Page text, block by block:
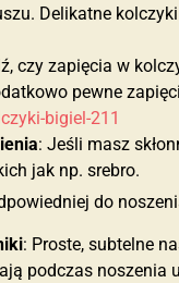
Delikatne
czy zapięcia w
pewne
bigiel-211
: Jeśli masz
jak np. srebro.
do
: Proste, subtelne
podczas noszenia